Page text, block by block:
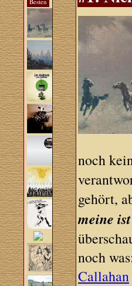
noch
gehört,
meine
noch
Callahan